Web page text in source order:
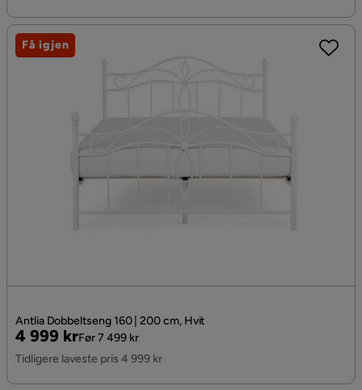
Antlia Dobbeltseng 160 | 200 cm, Hvit
Pris
4 999 kr
Original
Pris
Før 7 499 kr
Tidligere laveste pris 4 999 kr
Få igjen